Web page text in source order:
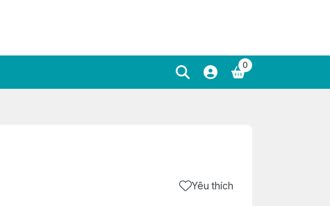
0
Yêu thích